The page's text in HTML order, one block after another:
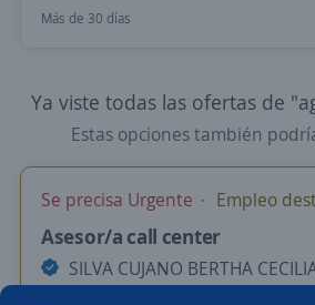
Más de 30 días
Ya viste todas las ofertas de
Estas opciones también
Se precisa Urgente Empleo
Asesor/a call center
SILVA CUJANO BERTHA